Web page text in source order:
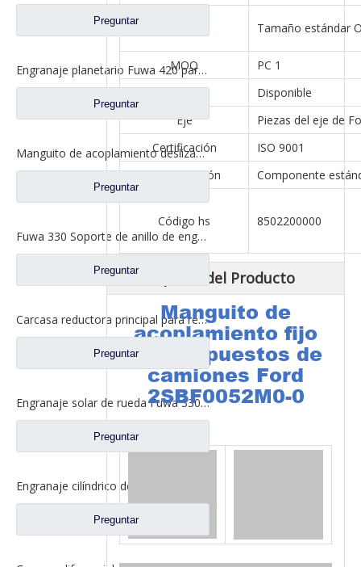
Preguntar
Engranaje planetario Fuwa 420 para piezas de camiones Fuwa CF0401M0-9
Preguntar
Manguito de acoplamiento deslizante entre ejes para repuestos de camiones de eje Fuwa 330 BF0044M0-1
Preguntar
Fuwa 330 Soporte de anillo de engranaje interno para Fuwa 330 Axle Ford Truck Repuestos FC0040M0-8
Preguntar
Carcasa reductora principal para repuestos de camiones Ford con eje Fuwa 2SBA0001A0-7
Preguntar
Engranaje solar de rueda Fuwa 330 para piezas de camión Fuwa BN0407B0-3
Preguntar
Preguntar
Tamaño estándar
MOQ
PC 1
Muestra
Disponible
Eje
Piezas del eje de
Certificación
ISO 9001
Especificación
Componente
Código hs 8502200000
Descripción del Producto
Manguito de
acoplamiento fijo
para repuestos de
camiones Ford
2SBF0052M0-0